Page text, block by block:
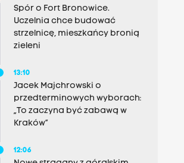
Spór o Fort Bronowice.
Uczelnia chce budować
strzelnicę, mieszkańcy bronią
zieleni
13:10
Jacek Majchrowski o
przedterminowych wyborach:
„To zaczyna być zabawą w
Kraków”
12:06